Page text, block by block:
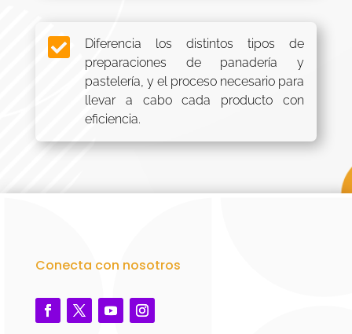

Diferencia los distintos tipos de
preparaciones de panadería y
pastelería, y el proceso necesario para
llevar a cabo cada producto con
eficiencia.
Conecta con nosotros